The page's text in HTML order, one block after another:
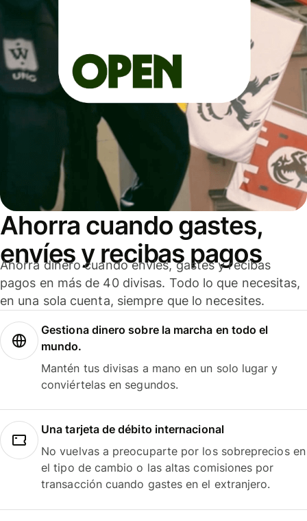
Ahorra cuando gastes,
envíes y recibas pagos
Ahorra dinero cuando envíes, gastes y recibas
pagos en más de 40 divisas. Todo lo que necesitas,
en una sola cuenta, siempre que lo necesites.
Gestiona dinero sobre la marcha en todo el
mundo.
Mantén tus divisas a mano en un solo lugar y
conviértelas en segundos.
Una tarjeta de débito internacional
No vuelvas a preocuparte por los sobreprecios en
el tipo de cambio o las altas comisiones por
transacción cuando gastes en el extranjero.